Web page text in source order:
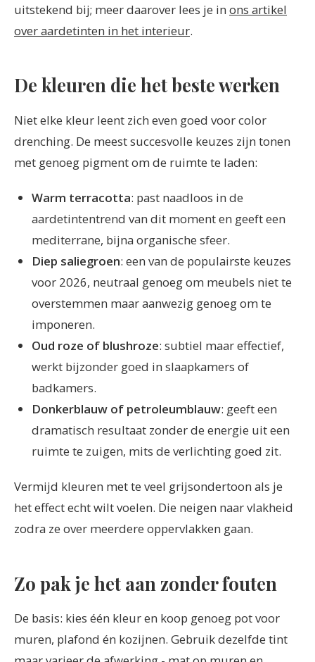
uitstekend bij; meer daarover lees je in ons artikel
over aardetinten in het interieur.
De kleuren die het beste werken
Niet elke kleur leent zich even goed voor color
drenching. De meest succesvolle keuzes zijn tonen
met genoeg pigment om de ruimte te laden:
Warm terracotta: past naadloos in de
aardetintentrend van dit moment en geeft een
mediterrane, bijna organische sfeer.
Diep saliegroen: een van de populairste keuzes
voor 2026, neutraal genoeg om meubels niet te
overstemmen maar aanwezig genoeg om te
imponeren.
Oud roze of blushroze: subtiel maar effectief,
werkt bijzonder goed in slaapkamers of
badkamers.
Donkerblauw of petroleumblauw: geeft een
dramatisch resultaat zonder de energie uit een
ruimte te zuigen, mits de verlichting goed zit.
Vermijd kleuren met te veel grijsondertoon als je
het effect echt wilt voelen. Die neigen naar vlakheid
zodra ze over meerdere oppervlakken gaan.
Zo pak je het aan zonder fouten
De basis: kies één kleur en koop genoeg pot voor
muren, plafond én kozijnen. Gebruik dezelfde tint